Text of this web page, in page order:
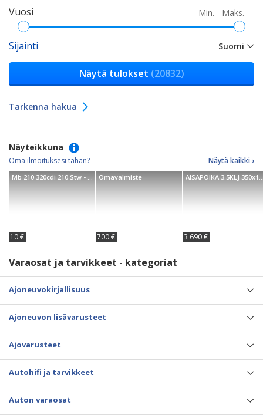
Min. - Maks.
Vuosi
Suomi
Sijainti
Näytä tulokset (20832)
Tarkenna hakua
Näyteikkuna
Oma ilmoituksesi tähän? Näytä kaikki ›
10 €
Omavalmiste
700 € 3 690 €
Varaosat ja tarvikkeet - kategoriat
Ajoneuvokirjallisuus
Ajoneuvon lisävarusteet
Ajovarusteet
Autohifi ja tarvikkeet
Auton varaosat